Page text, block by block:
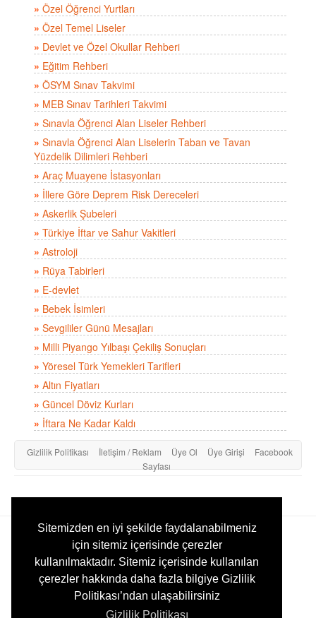
Sitemizden en iyi şekilde faydalanabilmeniz
için sitemiz içerisinde çerezler
kullanılmaktadır. Sitemiz içerisinde kullanılan
çerezler hakkında daha fazla bilgiye Gizlilik
Politikası’ndan ulaşabilirsiniz
Gizlilik Politikası
» Özel Öğrenci Yurtları
» Özel Temel Liseler
» Devlet ve Özel Okullar Rehberi
» Eğitim Rehberi
» ÖSYM Sınav Takvimi
» MEB Sınav Tarihleri Takvimi
» Sınavla Öğrenci Alan Liseler Rehberi
» Sınavla Öğrenci Alan Liselerin Taban ve Tavan
Yüzdelik Dilimleri Rehberi
» Araç Muayene İstasyonları
» İllere Göre Deprem Risk Dereceleri
» Askerlik Şubeleri
» Türkiye İftar ve Sahur Vakitleri
» Astroloji
» Rüya Tabirleri
» E-devlet
» Bebek İsimleri
» Sevgililer Günü Mesajları
» Milli Piyango Yılbaşı Çekiliş Sonuçları
» Yöresel Türk Yemekleri Tarifleri
» Altın Fiyatları
» Güncel Döviz Kurları
» İftara Ne Kadar Kaldı
Gizlilik Politikası İletişim / Reklam Üye Ol Üye Girişi
Facebook
Sayfası